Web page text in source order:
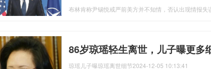
布林肯称尹锡悦戒严前美方并不知情，否认出现情报失
86岁琼瑶轻生离世，儿子曝更多
琼瑶儿子曝琼瑶离世细节2024-12-05 10:13:41